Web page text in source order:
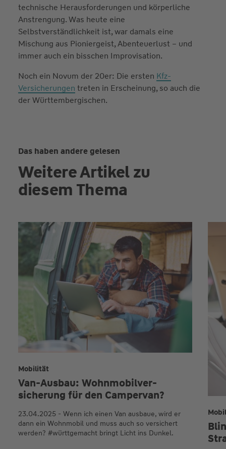
technische Herausforderungen und körperliche
Anstrengung. Was heute eine
Selbstverständlichkeit ist, war damals eine
Mischung aus Pioniergeist, Abenteuerlust – und
immer auch ein bisschen Improvisation.
Noch ein Novum der 20er: Die ersten Kfz-
Versicherungen treten in Erscheinung, so auch die
der Württembergischen.
Das haben andere gelesen
Weitere Artikel zu
diesem Thema
Van-Ausbau: Wohn­mobil­ver­
sicherung für den Camper­van?
Mobilität
23.04.2025 - Wenn ich einen Van ausbaue, wird er
dann ein Wohnmobil und muss auch so versichert
werden? #württgemacht bringt Licht ins Dunkel.